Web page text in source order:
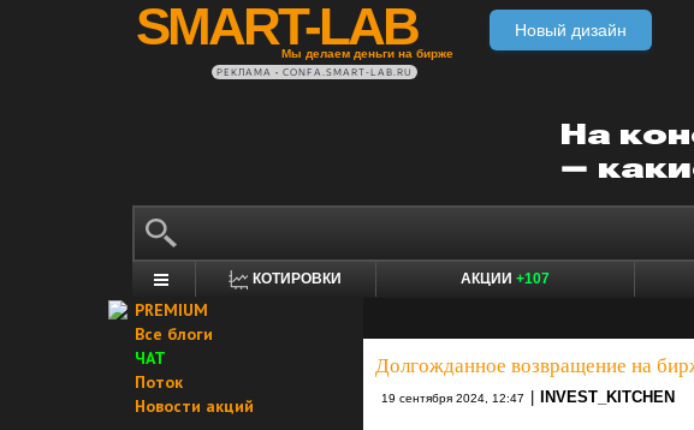
SMART-LAB
Мы делаем деньги на бирже
Новый дизайн
РЕКЛАМА • CONFA.SMART-LAB.RU
КОТИРОВКИ АКЦИИ +107
PREMIUM
Все блоги
ЧАТ
Поток
Новости акций
Долгожданное возвращение на
19 сентября 2024, 12:47 INVEST_KITCHEN